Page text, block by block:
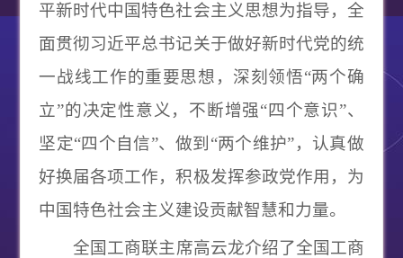
平新时代中国特色社会主义思想为指导，全
面贯彻习近平总书记关于做好新时代党的统
一战线工作的重要思想，深刻领悟“两个确
立”的决定性意义，不断增强“四个意识”、
坚定“四个自信”、做到“两个维护”，认真做
好换届各项工作，积极发挥参政党作用，为
中国特色社会主义建设贡献智慧和力量。
全国工商联主席高云龙介绍了全国工商